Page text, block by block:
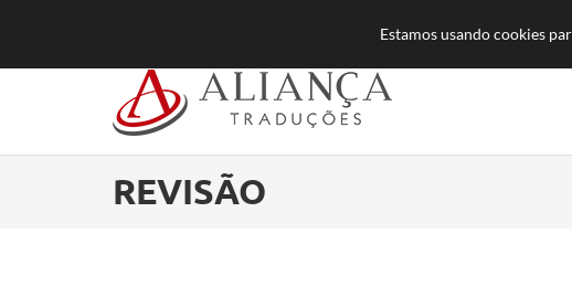
REVISÃO
Estamos usando cookies